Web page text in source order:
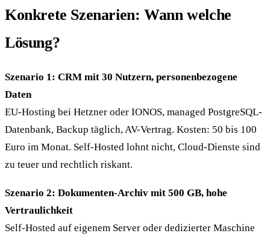
Konkrete Szenarien: Wann welche
Lösung?
Szenario 1: CRM mit 30 Nutzern, personenbezogene
Daten
EU-Hosting bei Hetzner oder IONOS, managed PostgreSQL-
Datenbank, Backup täglich, AV-Vertrag. Kosten: 50 bis 100
Euro im Monat. Self-Hosted lohnt nicht, Cloud-Dienste sind
zu teuer und rechtlich riskant.
Szenario 2: Dokumenten-Archiv mit 500 GB, hohe
Vertraulichkeit
Self-Hosted auf eigenem Server oder dedizierter Maschine